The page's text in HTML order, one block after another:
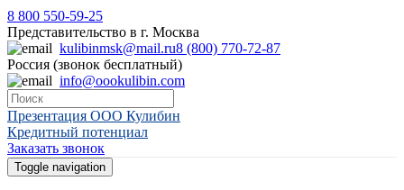
8 800 550-59-25
Представительство в г. Москва
kulibinmsk@mail.ru8 (800) 770-72-87
Россия (звонок бесплатный)
info@oookulibin.com
Презентация ООО Кулибин
Кредитный потенциал
Заказать звонок
Toggle navigation